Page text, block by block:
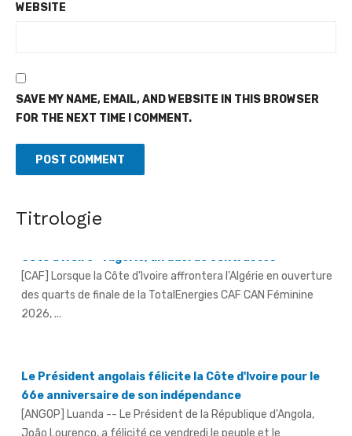
WEBSITE
SAVE MY NAME, EMAIL, AND WEBSITE IN THIS BROWSER
FOR THE NEXT TIME I COMMENT.
Titrologie
Côte d'Ivoire - Algérie, un duel de contrastes
[CAF] Lorsque la Côte d'Ivoire affrontera l'Algérie en ouverture
2026, ...
João Lourenço, a félicité ce vendredi le peuple et le
gouvernement ...